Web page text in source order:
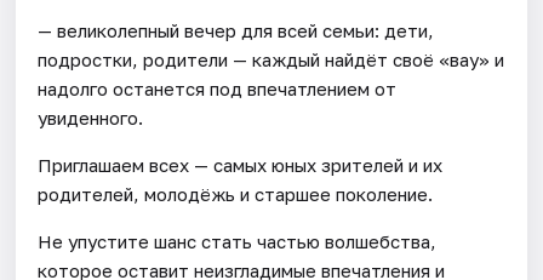
— великолепный вечер для всей семьи: дети,
подростки, родители — каждый найдёт своё «вау» и
надолго останется под впечатлением от
увиденного.
Приглашаем всех — самых юных зрителей и их
родителей, молодёжь и старшее поколение.
Не упустите шанс стать частью волшебства,
которое оставит неизгладимые впечатления и